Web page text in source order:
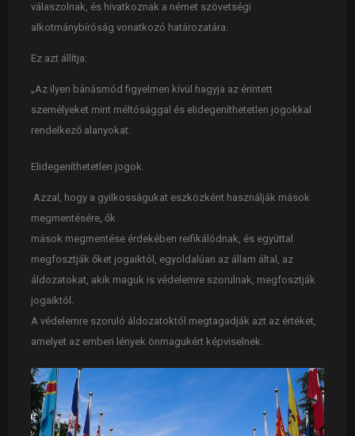
válaszolnak, és hivatkoznak a német szövetségi
alkotmánybíróság vonatkozó határozatára.
Ez azt állítja:
„Az ilyen bánásmód figyelmen kívül hagyja az érintett
személyeket mint méltósággal és elidegeníthetetlen jogokkal
rendelkező alanyokat.
Elidegeníthetetlen jogok.
Azzal, hogy a gyilkosságukat eszközként használják mások
megmentésére, ők
mások megmentése érdekében reifikálódnak, és egyúttal
megfosztják őket jogaiktól, egyoldalúan az állam által, az
áldozatokat, akik maguk is védelemre szorulnak, megfosztják
jogaiktól.
A védelemre szoruló áldozatoktól megtagadják azt az értéket,
amelyet az emberi lények önmagukért képviselnek.